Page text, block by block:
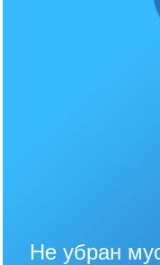
Не убран